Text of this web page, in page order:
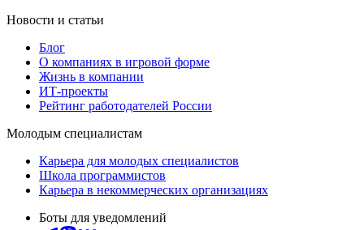
Новости и статьи
Блог
О компаниях в игровой форме
Жизнь в компании
ИТ-проекты
Рейтинг работодателей России
Молодым специалистам
Карьера для молодых специалистов
Школа программистов
Карьера в некоммерческих организациях
Боты для уведомлений